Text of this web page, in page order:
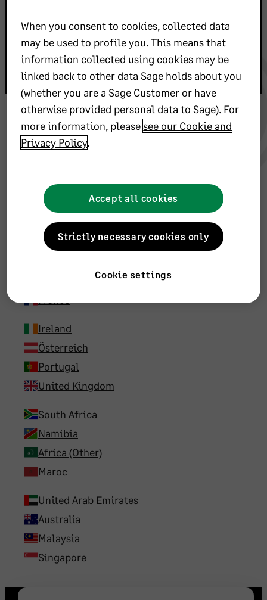
Choose your region and
language
United States
Brasil
Belgique (Français)
Ireland
Österreich
Portugal
United Kingdom
South Africa
Namibia
Africa (Other)
Maroc
United Arab Emirates
Australia
Malaysia
Singapore
When you consent to cookies, collected data
may be used to profile you. This means that
information collected using cookies may be
linked back to other data Sage holds about you
(whether you are a Sage Customer or have
otherwise provided personal data to Sage). For
more information, pleasesee our Cookie and
Privacy Policy.
Cookie settings
Strictly necessary cookies only
Accept all cookies